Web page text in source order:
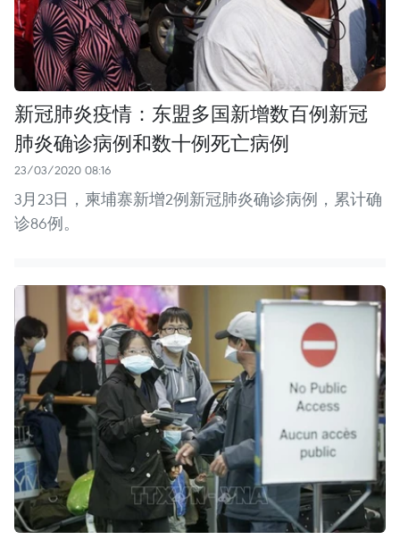
新冠肺炎疫情：东盟多国新增数百例新冠
肺炎确诊病例和数十例死亡病例
23/03/2020 08:16
3月23日，柬埔寨新增2例新冠肺炎确诊病例，累计确
诊86例。